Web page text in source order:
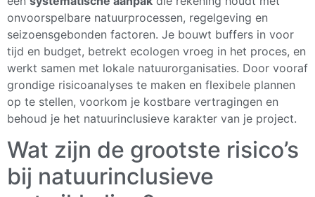
onvoorspelbare natuurprocessen, regelgeving en
seizoensgebonden factoren. Je bouwt buffers in voor
tijd en budget, betrekt ecologen vroeg in het proces, en
werkt samen met lokale natuurorganisaties. Door vooraf
grondige risicoanalyses te maken en flexibele plannen
op te stellen, voorkom je kostbare vertragingen en
behoud je het natuurinclusieve karakter van je project.
Wat zijn de grootste risico’s
bij natuurinclusieve